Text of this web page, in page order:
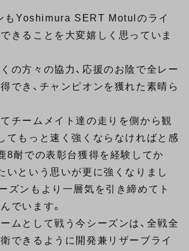
もYoshimura SERT Motulのライ
きることを大変嬉しく思っていま
の方々の協力、応援のお陰で全レー
でき、チャンピオンを獲れた素晴ら
チームメイト達の走りを側から観
てもっと速く強くならなければと感
8耐での表彰台獲得を経験してか
いという思いが更に強くなりまし
ズンもより一層気を引き締めてト
でいます。
ムとして戦う今シーズンは、全戦全
できるように開発兼リザーブライ